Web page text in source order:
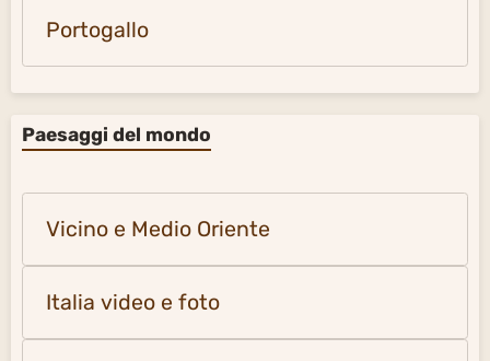
Portogallo
Paesaggi del mondo
Vicino e Medio Oriente
Italia video e foto